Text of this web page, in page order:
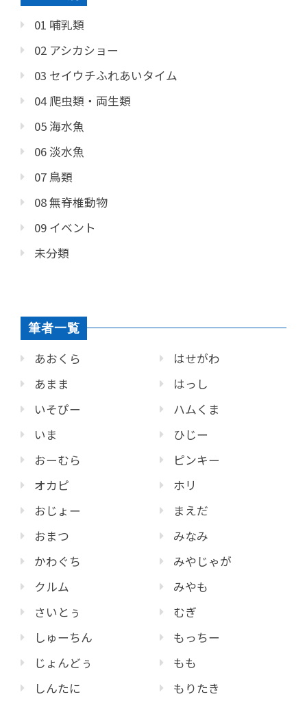
01 哺乳類
02 アシカショー
03 セイウチふれあいタイム
04 爬虫類・両生類
05 海水魚
06 淡水魚
07 鳥類
08 無脊椎動物
09 イベント
未分類
筆者一覧
あおくら
あまま
いそぴー
いま
おーむら
オカピ
おじょー
おまつ
かわぐち
クルム
さいとぅ
しゅーちん
じょんどぅ
しんたに
はせがわ
はっし
ハムくま
ひじー
ピンキー
ホリ
まえだ
みなみ
みやじゃが
みやも
むぎ
もっちー
もも
もりたき